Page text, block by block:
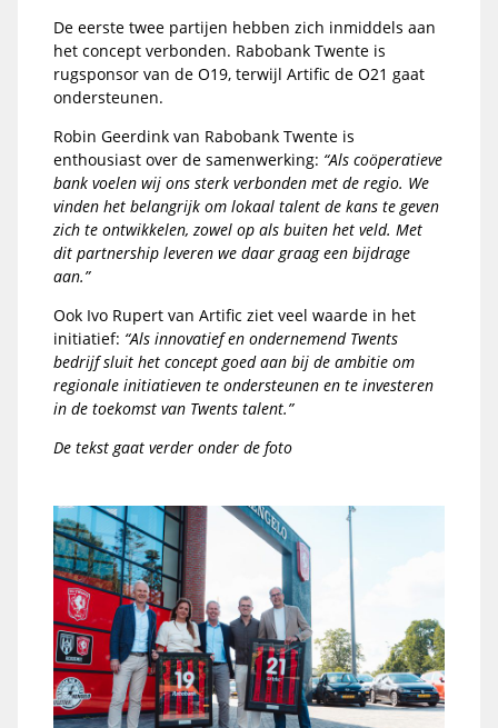
De eerste twee partijen hebben zich inmiddels aan
het concept verbonden. Rabobank Twente is
rugsponsor van de O19, terwijl Artific de O21 gaat
ondersteunen.
Robin Geerdink van Rabobank Twente is
enthousiast over de samenwerking: “Als coöperatieve
bank voelen wij ons sterk verbonden met de regio. We
vinden het belangrijk om lokaal talent de kans te geven
zich te ontwikkelen, zowel op als buiten het veld. Met
dit partnership leveren we daar graag een bijdrage
aan.”
Ook Ivo Rupert van Artific ziet veel waarde in het
initiatief: “Als innovatief en ondernemend Twents
bedrijf sluit het concept goed aan bij de ambitie om
regionale initiatieven te ondersteunen en te investeren
in de toekomst van Twents talent.”
De tekst gaat verder onder de foto